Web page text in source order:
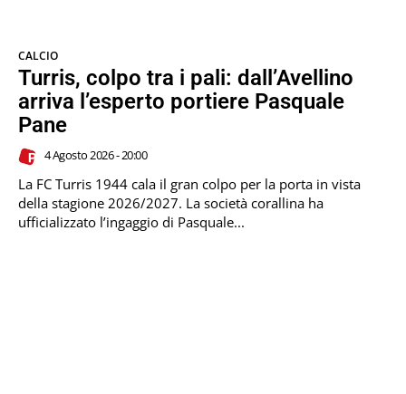
CALCIO
Turris, colpo tra i pali: dall’Avellino
arriva l’esperto portiere Pasquale
Pane
4 Agosto 2026 - 20:00
La FC Turris 1944 cala il gran colpo per la porta in vista
della stagione 2026/2027. La società corallina ha
ufficializzato l’ingaggio di Pasquale...